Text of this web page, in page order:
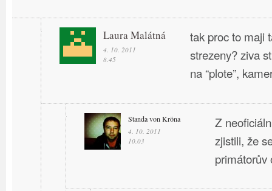
Laura Malátná
4. 10. 2011
8.45
tak proc to maji
strezeny? ziva
na “plote”,
Standa von Kröna
4. 10. 2011
10.03
Z
zjistili, že
primátorův